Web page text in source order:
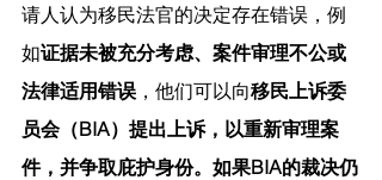
请人认为移民法官的决定存在错误，例
如证据未被充分考虑、案件审理不公或
法律适用错误 ，他们可以向移民上诉委
员会（BIA）提出上诉，以重新审理案
件，并争取庇护身份。如果BIA的裁决仍